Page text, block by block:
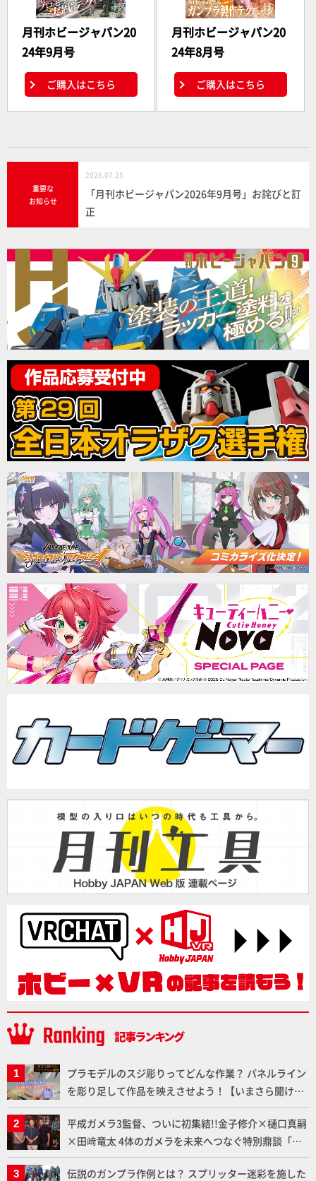
月刊ホビージャパン20
24年9月号
ご購入はこちら
月刊ホビージャパン20
24年8月号
ご購入はこちら
重要な
お知らせ
2026.07.25
「月刊ホビージャパン2026年9月号」お詫びと訂
正
プラモデルのスジ彫りってどんな作業？ パネルライン
を彫り足して作品を映えさせよう！【いまさら聞けな
いプラモデルの基礎：スジ彫りとパネルライン】
平成ガメラ3監督、ついに初集結!!金子修介×樋口真嗣
×田﨑竜太 4体のガメラを未来へつなぐ特別鼎談「ガ
メラ永久保存化プロジェクト FINAL」
伝説のガンプラ作例とは？ スプリッター迷彩を施した